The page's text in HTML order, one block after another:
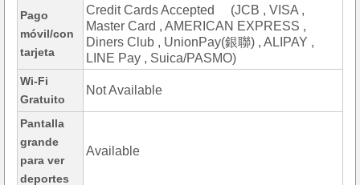
Pago
móvil/con
tarjeta
Credit Cards Accepted (JCB , VISA ,
Master Card , AMERICAN EXPRESS ,
Diners Club , UnionPay(銀聯) , ALIPAY ,
LINE Pay , Suica/PASMO)
Wi-Fi
Gratuito
Not Available
Pantalla
grande
para ver
deportes
Available